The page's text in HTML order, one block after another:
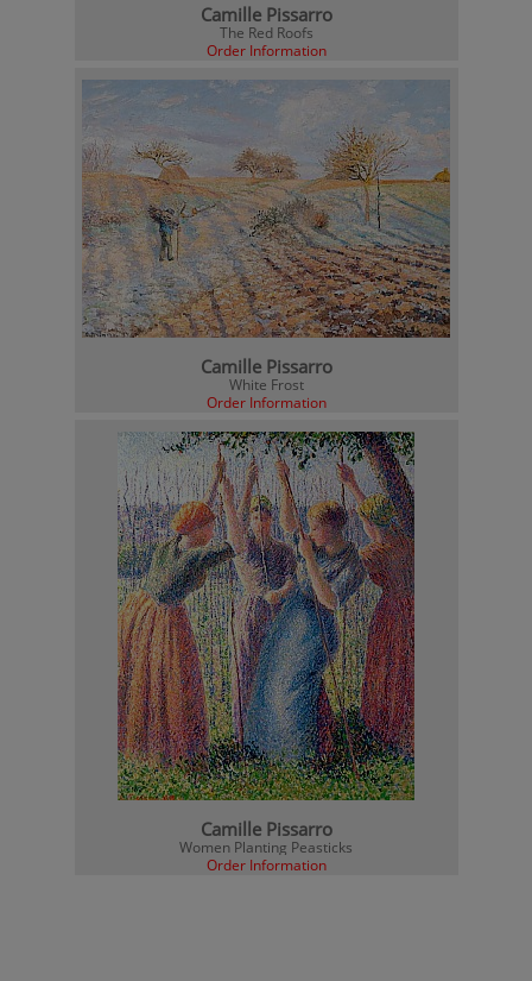
Camille Pissarro
The Red Roofs
Order Information
Camille Pissarro
White Frost
Order Information
Camille Pissarro
Women Planting Peasticks
Order Information